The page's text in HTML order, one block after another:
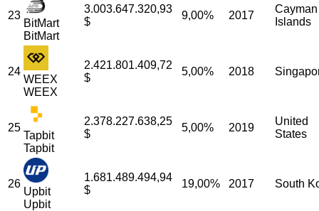
23
BitMart
BitMart
3.003.647.320,93
$
9,00% 2017
Cayman
Islands
24
WEEX
WEEX
2.421.801.409,72
$
5,00% 2018
25
Tapbit
Tapbit
2.378.227.638,25
$
5,00% 2019
United
States
26
Upbit
Upbit
1.681.489.494,94
$
19,00% 2017 South